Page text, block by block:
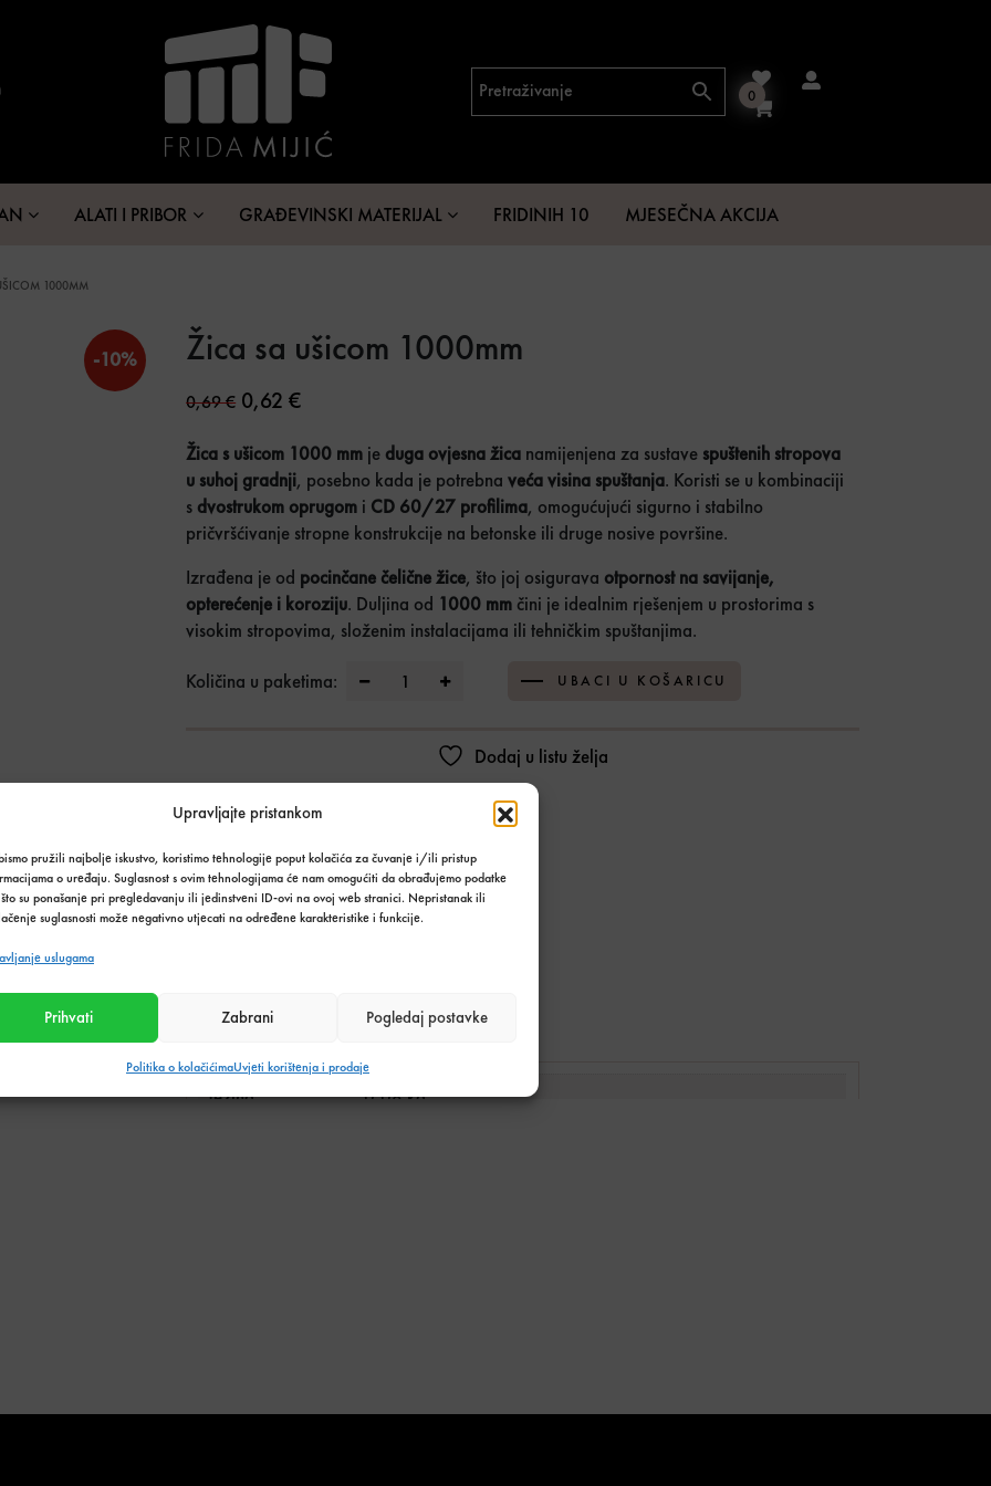
Upravljajte pristankom
pružili najbolje iskustvo, koristimo tehnologije poput kolačića za čuvanje i/ili pristup
o uređaju. Suglasnost s ovim tehnologijama će nam omogućiti da obrađujemo podatke
su ponašanje pri pregledavanju ili jedinstveni ID-ovi na ovoj web stranici. Nepristanak ili
suglasnosti može negativno utjecati na određene karakteristike i funkcije.
uslugama
Prihvati Zabrani Pogledaj postavke
Politika o kolačićimaUvjeti korištenja i prodaje
0
ALATI I PRIBOR GRAĐEVINSKI MATERIJAL FRIDINIH 10 MJESEČNA AKCIJA
1000MM
-10% Žica sa ušicom 1000mm
0,69€ Original price was: 0,69 €.
0,62€Current price is: 0,62 €.
Žica s ušicom 1000 mm je duga ovjesna žica namijenjena za sustave spuštenih stropova
u suhoj gradnji, posebno kada je potrebnaveća visina spuštanja. Koristi se u kombinaciji
s dvostrukom oprugom i CD 60/27 profilima, omogućujući sigurno i stabilno
pričvršćivanje stropne konstrukcije na betonske ili druge nosive površine.
Izrađena je od pocinčane čelične žice, što joj osigurava otpornost na savijanje,
opterećenje i koroziju. Duljina od 1000 mm čini je idealnim rješenjem u prostorima s
visokim stropovima, složenim instalacijama ili tehničkim spuštanjima.
Količina u paketima: Žica sa ušicom 1000mm količinaUBACI U KOŠARICU
Dodaj u listu želja
Stanje:Na zalihi
SKU:783
Kategorija: Građevinski materijal,Suha gradnja
Težina 0,08 kg